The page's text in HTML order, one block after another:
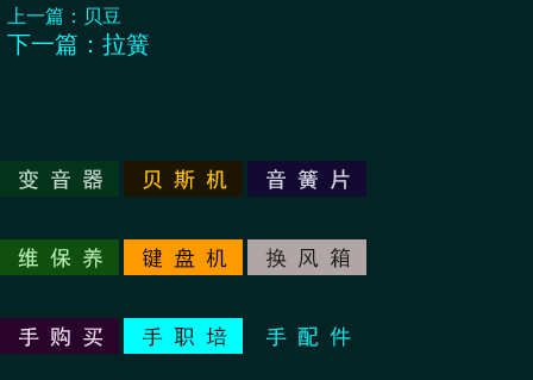
上一篇： 贝豆
下一篇： 拉簧